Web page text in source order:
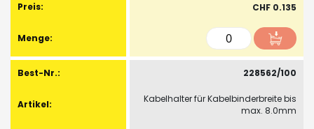
CHF 0.135
228562/100
Kabelhalter für Kabelbinderbreite bis
max. 8.0mm